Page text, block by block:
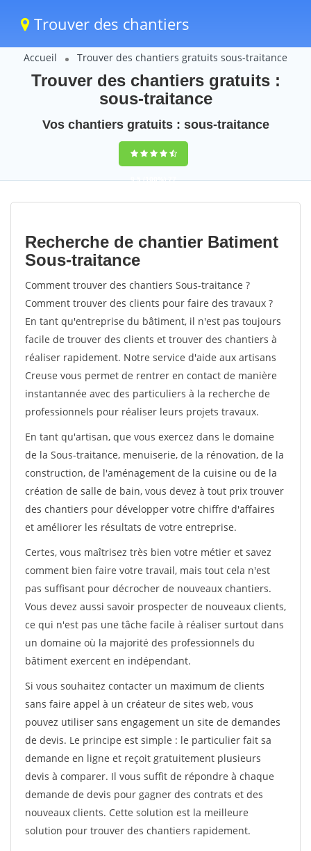
Trouver des chantiers
Accueil Trouver des chantiers gratuits sous-traitance
Trouver des chantiers gratuits :
sous-traitance
Vos chantiers gratuits : sous-traitance
9,5(100%)77
votes
Recherche de chantier Batiment
Sous-traitance
Comment trouver des chantiers Sous-traitance ?
Comment trouver des clients pour faire des travaux ?
En tant qu'entreprise du bâtiment, il n'est pas toujours
facile de trouver des clients et trouver des chantiers à
réaliser rapidement. Notre service d'aide aux artisans
Creuse vous permet de rentrer en contact de manière
instantannée avec des particuliers à la recherche de
professionnels pour réaliser leurs projets travaux.
En tant qu'artisan, que vous exercez dans le domaine
de la Sous-traitance, menuiserie, de la rénovation, de la
construction, de l'aménagement de la cuisine ou de la
création de salle de bain, vous devez à tout prix trouver
des chantiers pour développer votre chiffre d'affaires
et améliorer les résultats de votre entreprise.
Certes, vous maîtrisez très bien votre métier et savez
comment bien faire votre travail, mais tout cela n'est
pas suffisant pour décrocher de nouveaux chantiers.
Vous devez aussi savoir prospecter de nouveaux clients,
ce qui n'est pas une tâche facile à réaliser surtout dans
un domaine où la majorité des professionnels du
bâtiment exercent en indépendant.
Si vous souhaitez contacter un maximum de clients
sans faire appel à un créateur de sites web, vous
pouvez utiliser sans engagement un site de demandes
de devis. Le principe est simple : le particulier fait sa
demande en ligne et reçoit gratuitement plusieurs
devis à comparer. Il vous suffit de répondre à chaque
demande de devis pour gagner des contrats et des
nouveaux clients. Cette solution est la meilleure
solution pour trouver des chantiers rapidement.